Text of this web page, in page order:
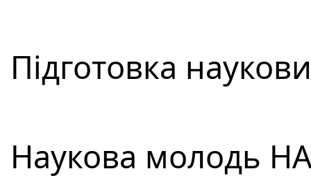
Підготовка
Наукова молодь